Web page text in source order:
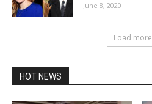
June 8, 2020
Load more
HOT NEWS